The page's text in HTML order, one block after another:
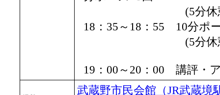
(5分休
18：35～18：55 10分ポ
(5分休
19：00～20：00 講評・
武蔵野市民会館（JR武蔵境